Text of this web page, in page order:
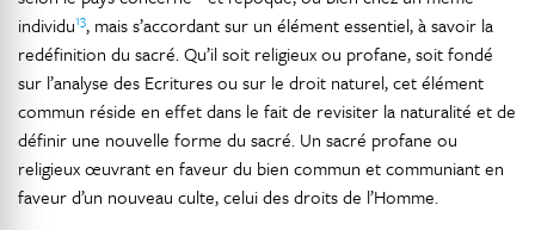
individu13, mais s’accordant sur un élément essentiel, à savoir la
redéfinition du sacré. Qu’il soit religieux ou profane, soit fondé
sur l’analyse des Ecritures ou sur le droit naturel, cet élément
commun réside en effet dans le fait de revisiter la naturalité et de
définir une nouvelle forme du sacré. Un sacré profane ou
religieux œuvrant en faveur du bien commun et communiant en
faveur d’un nouveau culte, celui des droits de l’Homme.